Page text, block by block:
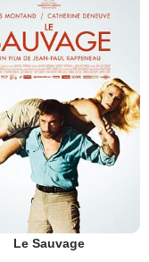
Le Sauvage